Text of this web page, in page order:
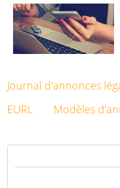
Journal d'annonces
EURL
Modèles